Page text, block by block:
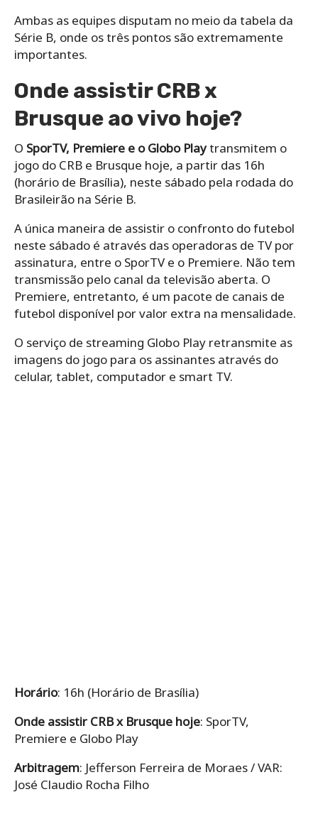
Ambas as equipes disputam no meio da tabela da
Série B, onde os três pontos são extremamente
importantes.
Onde assistir CRB x
Brusque ao vivo hoje?
O SporTV, Premiere e o Globo Playtransmitem o
jogo do CRB e Brusque hoje, a partir das 16h
(horário de Brasília), neste sábado pela rodada do
Brasileirão na Série B.
A única maneira de assistir o confronto do futebol
neste sábado é através das operadoras de TV por
assinatura, entre o SporTV e o Premiere. Não tem
transmissão pelo canal da televisão aberta. O
Premiere, entretanto, é um pacote de canais de
futebol disponível por valor extra na mensalidade.
O serviço de streaming Globo Play retransmite as
imagens do jogo para os assinantes através do
celular, tablet, computador e smart TV.
Horário: 16h (Horário de Brasília)
Onde assistir CRB x Brusque hoje: SporTV,
Premiere e Globo Play
Arbitragem: Jefferson Ferreira de Moraes / VAR:
José Claudio Rocha Filho